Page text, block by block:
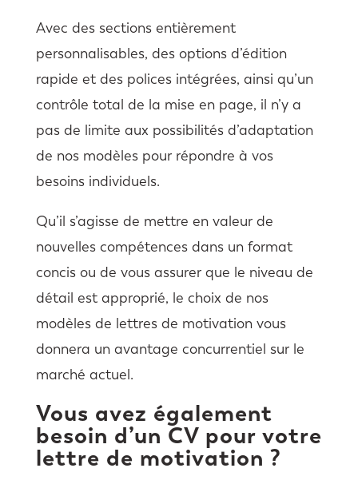
Avec des sections entièrement
personnalisables, des options d’édition
rapide et des polices intégrées, ainsi qu’un
contrôle total de la mise en page, il n’y a
pas de limite aux possibilités d’adaptation
de nos modèles pour répondre à vos
besoins individuels.
Qu’il s’agisse de mettre en valeur de
nouvelles compétences dans un format
concis ou de vous assurer que le niveau de
détail est approprié, le choix de nos
modèles de lettres de motivation vous
donnera un avantage concurrentiel sur le
marché actuel.
Vous avez également
besoin d’un CV pour votre
lettre de motivation ?